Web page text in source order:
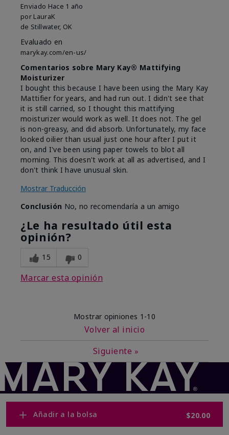
Añadir a la bolsa $20.00
Enviado Hace 1 año
por LauraK
de Stillwater, OK
Evaluado en
marykay.com/en-us/
Comentarios sobre Mary Kay® Mattifying
Moisturizer
I bought this because I have been using the Mary Kay
Mattifier for years, and had run out. I didn't see that
it is still carried, so I thought this mattifying
moisturizer would work as well. It does not. The gel
is non-greasy, and did absorb. Unfortunately, my face
looked oilier than usual just one hour after I put it
on, and I've been using paper towels to blot all
morning. This doesn't work at all as advertised, and I
don't think I have unusual skin.
Mostrar Traducción
Conclusión No, no recomendaría a un amigo
¿Le ha resultado útil esta
opinión?
15 0
Marcar esta opinión
Mostrar opiniones 1-10
Volver al inicio
Siguiente »